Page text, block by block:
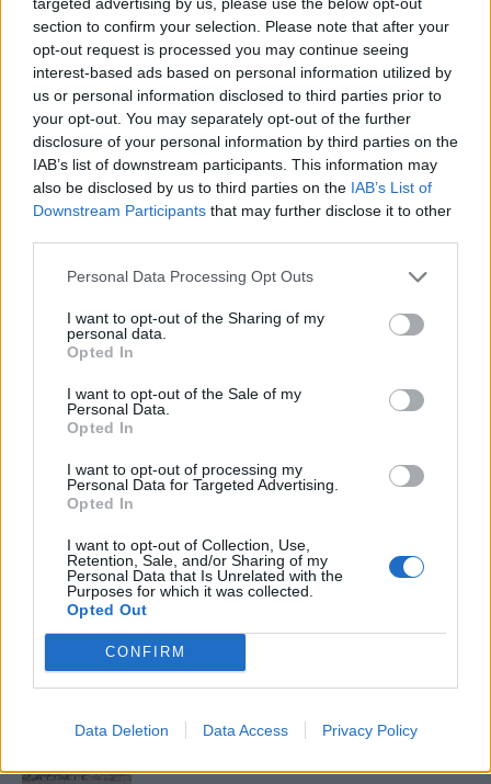
section to confirm your selection. Please note that after your
opt-out request is processed you may continue seeing
interest-based ads based on personal information utilized by
us or personal information disclosed to third parties prior to
your opt-out. You may separately opt-out of the further
disclosure of your personal information by third parties on the
IAB’s list of downstream participants. This information may
also be disclosed by us to third parties on the IAB’s List of
Downstream Participants that may further disclose it to other
Personal Data Processing Opt Outs
I want to opt-out of the Sharing of my
personal data.
Opted In
I want to opt-out of the Sale of my
Personal Data.
Opted In
I want to opt-out of processing my
Personal Data for Targeted Advertising.
Opted In
I want to opt-out of Collection, Use,
Retention, Sale, and/or Sharing of my
Personal Data that Is Unrelated with the
Purposes for which it was collected.
Opted Out
CONFIRM
Data Deletion Data Access Privacy Policy
A kislány, akit nem védett meg senki –
Lyhanna története
T. Barnett: Gyilkosság a Garda-tónál 12.
rész
T. szereti a fiatal lányokat 13. rész
Minka 10. rész
10 tanács, ha jobban akarod érezni magad
a hétköznapokban
Egy ház, amely a tengerre és a fényre